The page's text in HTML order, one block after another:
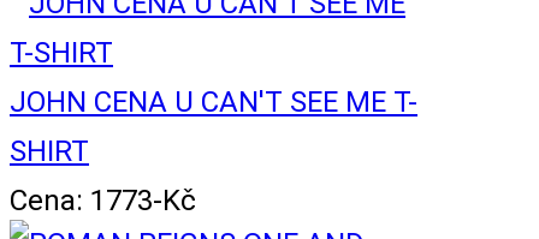
JOHN CENA U CAN'T SEE ME T-
SHIRT
Cena: 1773-Kč